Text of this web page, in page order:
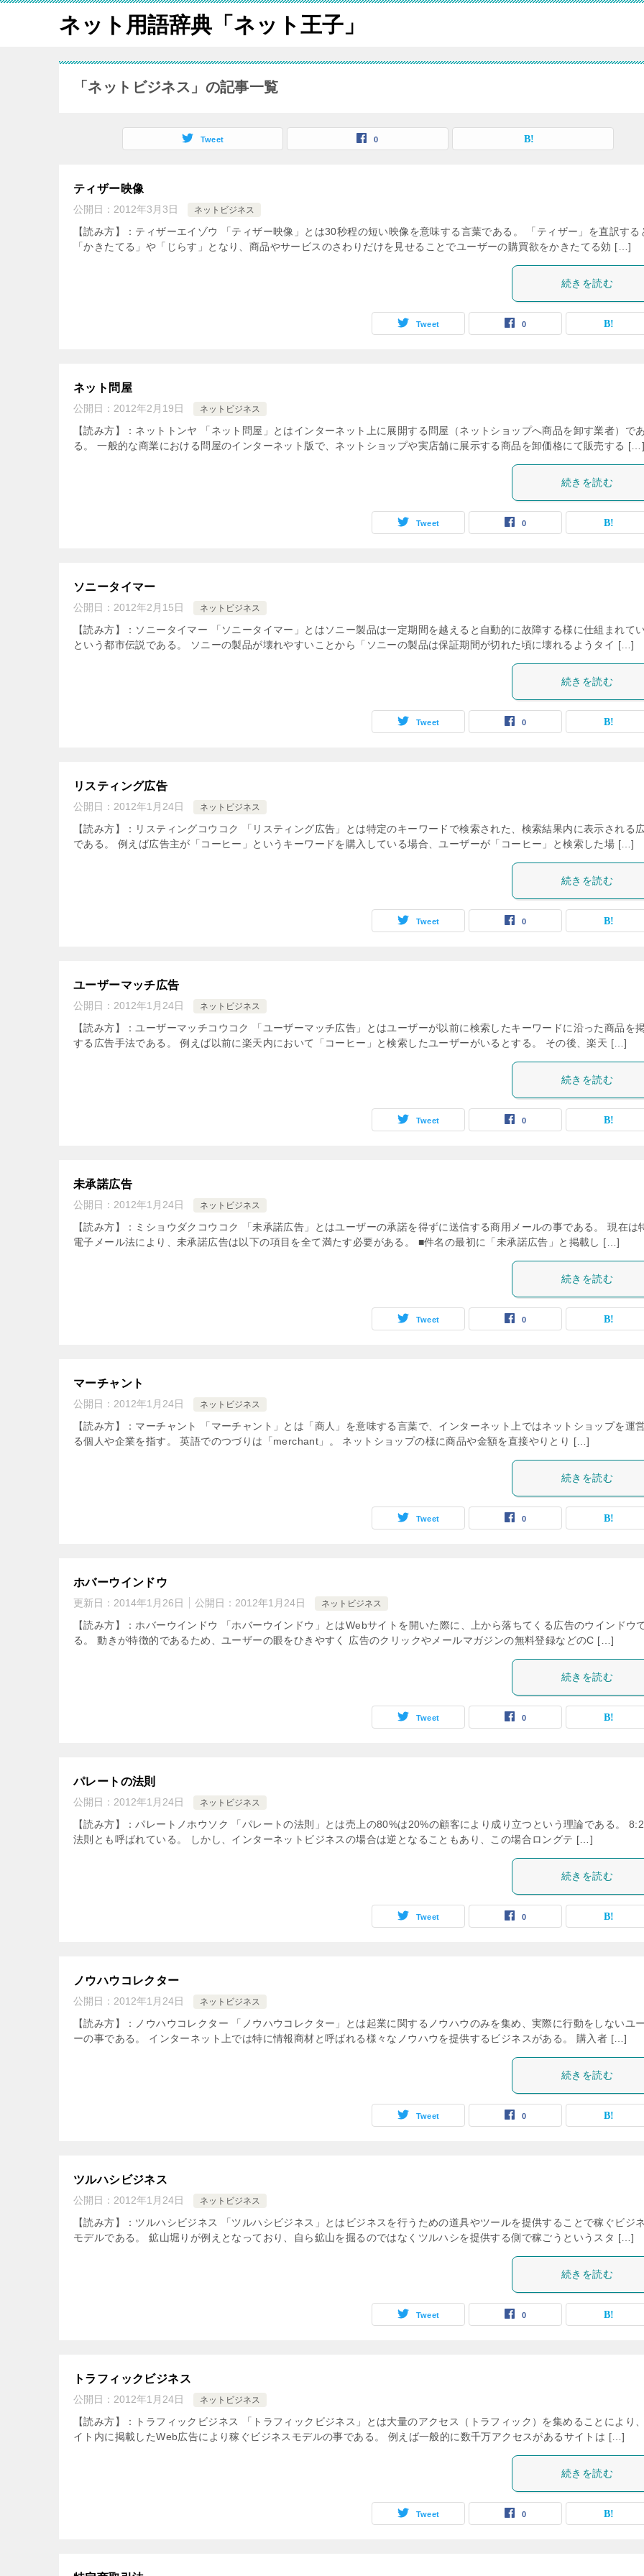
ネット用語辞典「ネット王子」
「ネットビジネス」の記事一覧
Tweet 0
ティザー映像
公開日： 2012年3月3日 ネットビジネス
【読み方】：ティザーエイゾウ 「ティザー映像」とは30秒程の短い映像を意味する言葉である。 「ティザー」を直訳する
「かきたてる」や「じらす」となり、商品やサービスのさわりだけを見せることでユーザーの購買欲をかきたてる効 […]
続きを読む
Tweet 0
ネット問屋
公開日： 2012年2月19日 ネットビジネス
【読み方】：ネットトンヤ 「ネット問屋」とはインターネット上に展開する問屋（ネットショップへ商品を卸す業者）で
る。 一般的な商業における問屋のインターネット版で、ネットショップや実店舗に展示する商品を卸価格にて販売する
続きを読む
Tweet 0
ソニータイマー
公開日： 2012年2月15日 ネットビジネス
【読み方】：ソニータイマー 「ソニータイマー」とはソニー製品は一定期間を越えると自動的に故障する様に仕組まれて
という都市伝説である。 ソニーの製品が壊れやすいことから「ソニーの製品は保証期間が切れた頃に壊れるようタイ […]
続きを読む
Tweet 0
リスティング広告
公開日： 2012年1月24日 ネットビジネス
【読み方】：リスティングコウコク 「リスティング広告」とは特定のキーワードで検索された、検索結果内に表示される
である。 例えば広告主が「コーヒー」というキーワードを購入している場合、ユーザーが「コーヒー」と検索した場 […]
続きを読む
Tweet 0
ユーザーマッチ広告
公開日： 2012年1月24日 ネットビジネス
【読み方】：ユーザーマッチコウコク 「ユーザーマッチ広告」とはユーザーが以前に検索したキーワードに沿った商品を
する広告手法である。 例えば以前に楽天内において「コーヒー」と検索したユーザーがいるとする。 その後、楽天 […]
続きを読む
Tweet 0
未承諾広告
公開日： 2012年1月24日 ネットビジネス
【読み方】：ミショウダクコウコク 「未承諾広告」とはユーザーの承諾を得ずに送信する商用メールの事である。 現在は
電子メール法により、未承諾広告は以下の項目を全て満たす必要がある。 ■件名の最初に「未承諾広告」と掲載し […]
続きを読む
Tweet 0
マーチャント
公開日： 2012年1月24日 ネットビジネス
【読み方】：マーチャント 「マーチャント」とは「商人」を意味する言葉で、インターネット上ではネットショップを運
る個人や企業を指す。 英語でのつづりは「merchant」。 ネットショップの様に商品や金額を直接やりとり […]
続きを読む
Tweet 0
ホバーウインドウ
更新日： 2014年1月26日 公開日： 2012年1月24日 ネットビジネス
【読み方】：ホバーウインドウ 「ホバーウインドウ」とはWebサイトを開いた際に、上から落ちてくる広告のウインドウ
る。 動きが特徴的であるため、ユーザーの眼をひきやすく 広告のクリックやメールマガジンの無料登録などのC […]
続きを読む
Tweet 0
パレートの法則
公開日： 2012年1月24日 ネットビジネス
【読み方】：パレートノホウソク 「パレートの法則」とは売上の80%は20%の顧客により成り立つという理論である。
法則とも呼ばれている。 しかし、インターネットビジネスの場合は逆となることもあり、この場合ロングテ […]
続きを読む
Tweet 0
ノウハウコレクター
公開日： 2012年1月24日 ネットビジネス
【読み方】：ノウハウコレクター 「ノウハウコレクター」とは起業に関するノウハウのみを集め、実際に行動をしないユ
ーの事である。 インターネット上では特に情報商材と呼ばれる様々なノウハウを提供するビジネスがある。 購入者 […]
続きを読む
Tweet 0
ツルハシビジネス
公開日： 2012年1月24日 ネットビジネス
【読み方】：ツルハシビジネス 「ツルハシビジネス」とはビジネスを行うための道具やツールを提供することで稼ぐビジ
モデルである。 鉱山堀りが例えとなっており、自ら鉱山を掘るのではなくツルハシを提供する側で稼ごうというスタ […]
続きを読む
Tweet 0
トラフィックビジネス
公開日： 2012年1月24日 ネットビジネス
【読み方】：トラフィックビジネス 「トラフィックビジネス」とは大量のアクセス（トラフィック）を集めることにより
イト内に掲載したWeb広告により稼ぐビジネスモデルの事である。 例えば一般的に数千万アクセスがあるサイトは […]
続きを読む
Tweet 0